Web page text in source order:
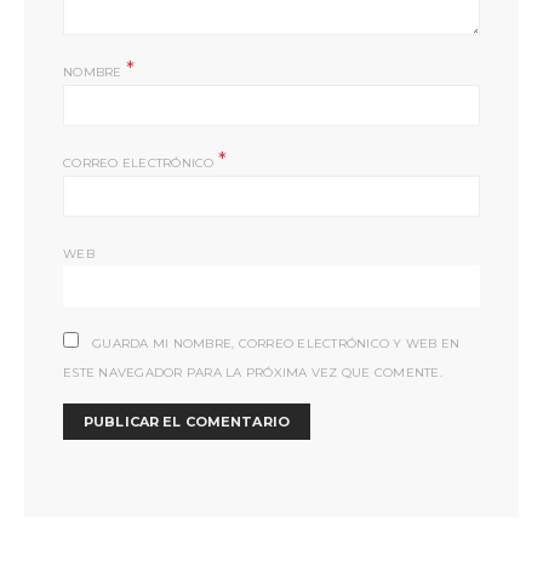
NOMBRE *
CORREO ELECTRÓNICO *
WEB
GUARDA MI NOMBRE, CORREO ELECTRÓNICO Y WEB EN
ESTE NAVEGADOR PARA LA PRÓXIMA VEZ QUE COMENTE.